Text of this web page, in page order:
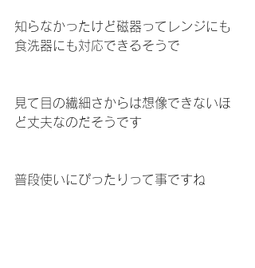
知らなかったけど磁器ってレンジにも
食洗器にも対応できるそうで
見て目の繊細さからは想像できないほ
ど丈夫なのだそうです
普段使いにぴったりって事ですね